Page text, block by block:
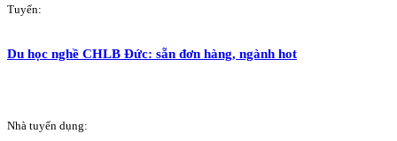
Tuyển:
Du học nghề CHLB Đức: sẵn đơn hàng, ngành hot
Nhà tuyển dụng: